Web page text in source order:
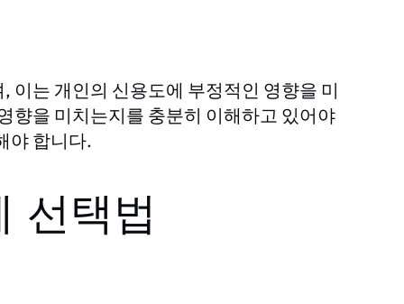
이는 개인의 신용도에 부정적인 영향을 미
향을 미치는지를 충분히 이해하고 있어야
야 합니다.
선택법